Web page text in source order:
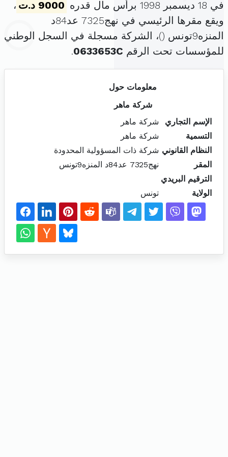
في 18 ديسمبر 1998 برأس مال قدره 9000 د.ت
،
ويقع مقرها الرئيسي في نهج7325 عد84د
المنزه9تونس (
)، الشركة مسجلة في السجل الوطني
للمؤسسات تحت الرقم 0633653C
.
معلومات حول
شركة ماهر
الإسم التجاري
شركة ماهر
التسمية
شركة ماهر
النظام القانوني شركة ذات المسؤولية المحدودة
المقر
نهج7325 عد84د المنزه9تونس
الترقيم البريدي
الولاية
تونس